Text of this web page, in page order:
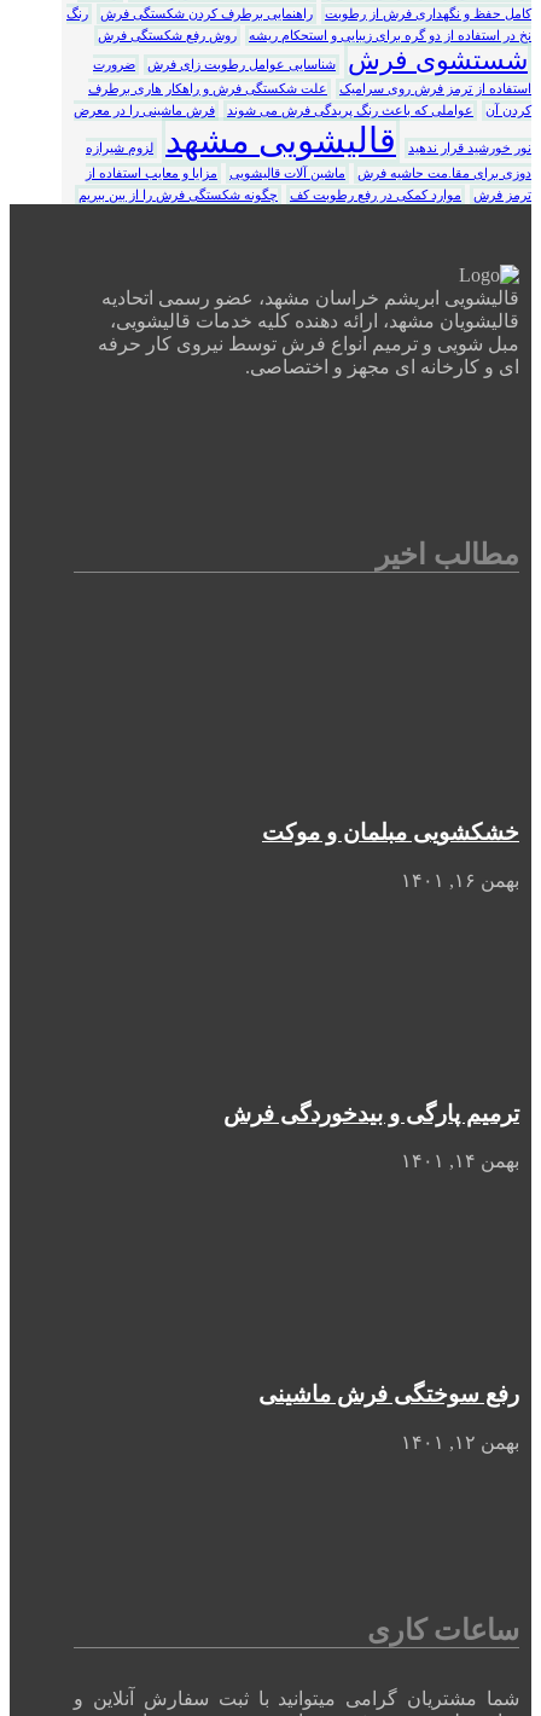
کامل حفظ و نگهداری فرش از رطوبت
راهنمایی برطرف کردن شکستگی فرش
رنگ
نخ در استفاده از دو گره برای زیبایی و استحکام ریشه
روش رفع شکستگی فرش
شستشوی فرش شناسایی عوامل رطوبت زای فرش
ضرورت
استفاده از ترمز فرش روی سرامیک
علت شکستگی فرش و راهکار هاری برطرف
کردن آن
عواملی که باعث رنگ پریدگی فرش می شوند فرش ماشینی را در معرض
نور خورشید قرار ندهید قالیشویی مشهد
لزوم شیرازه
دوزی برای مقا.مت حاشیه فرش
ماشین آلات قالیشویی
مزایا و معایب استفاده از
ترمز فرش
موارد کمکی در رفع رطوبت کف چگونه شکستگی فرش را از بین ببریم
قالیشویی ابریشم خراسان مشهد، عضو رسمی اتحادیه
قالیشویان مشهد، ارائه دهنده کلیه خدمات قالیشویی،
مبل شویی و ترمیم انواع فرش توسط نیروی کار حرفه
ای و کارخانه ای مجهز و اختصاصی.
مطالب اخیر
خشکشویی مبلمان و موکت
بهمن ۱۶, ۱۴۰۱
ترمیم پارگی و بیدخوردگی فرش
بهمن ۱۴, ۱۴۰۱
رفع سوختگی فرش ماشینی
بهمن ۱۲, ۱۴۰۱
ساعات کاری
شما مشتریان گرامی میتوانید با ثبت سفارش آنلاین و